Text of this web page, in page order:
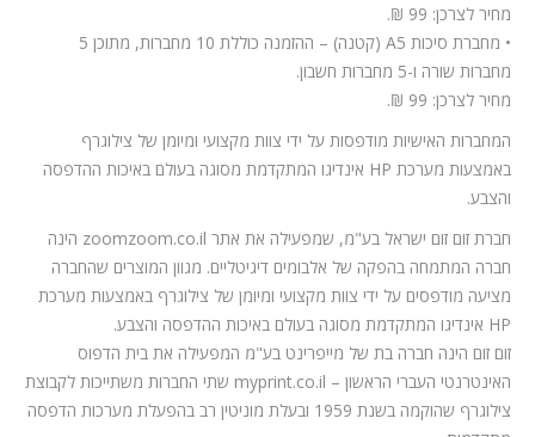
מחיר לצרכן: 99 ₪.
• מחברת סיכות A5 (קטנה) – ההזמנה כוללת 10 מחברות, מתוכן 5
מחברות שורה ו-5 מחברות חשבון.
מחיר לצרכן: 99 ₪.
המחברות האישיות מודפסות על ידי צוות מקצועי ומיומן של צילוגרף
באמצעות מערכת HP אינדיגו המתקדמת מסוגה בעולם באיכות ההדפסה
והצבע.
חברת זום זום ישראל בע"מ, שמפעילה את אתר zoomzoom.co.il הינה
חברה המתמחה בהפקה של אלבומים דיגיטליים. מגוון המוצרים שהחברה
מציעה מודפסים על ידי צוות מקצועי ומיומן של צילוגרף באמצעות מערכת
HP אינדיגו המתקדמת מסוגה בעולם באיכות ההדפסה והצבע.
זום זום הינה חברה בת של מייפרינט בע"מ המפעילה את בית הדפוס
האינטרנטי העברי הראשון – myprint.co.il שתי החברות משתייכות לקבוצת
צילוגרף שהוקמה בשנת 1959 ובעלת מוניטין רב בהפעלת מערכות הדפסה